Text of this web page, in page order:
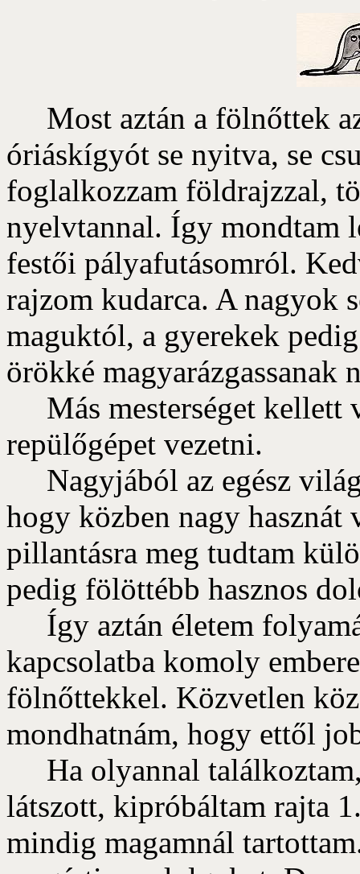
Most aztán a fölnőttek
óriáskígyót se nyitva, se
foglalkozzam földrajzzal,
nyelvtannal. Így mondtam
festői pályafutásomról.
rajzom kudarca. A nagyok
maguktól, a gyerekek
örökké magyarázgassanak
Más mesterséget kellett
repülőgépet vezetni.
Nagyjából az egész
hogy közben nagy
pillantásra meg tudtam
pedig fölöttébb hasznos
Így aztán életem
kapcsolatba komoly
fölnőttekkel. Közvetlen
mondhatnám, hogy ettől
Ha olyannal
látszott, kipróbáltam rajta
mindig magamnál